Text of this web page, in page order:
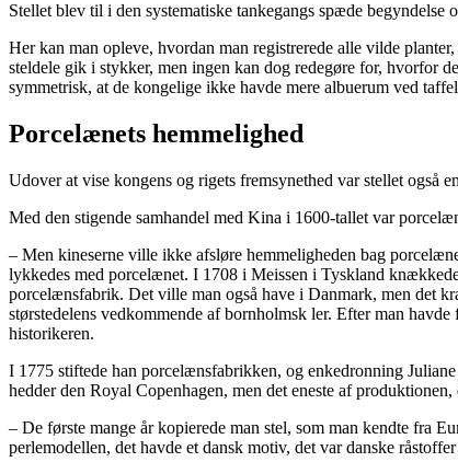
Stellet blev til i den systematiske tankegangs spæde
Her kan man opleve, hvordan man registrerede alle vilde
steldele gik i stykker, men ingen kan dog redegøre for, hvorfor
symmetrisk, at de kongelige ikke havde mere albuerum ved
Porcelænets hemmelighed
Udover at vise kongens og rigets fremsynethed var stellet
Med den stigende samhandel med Kina i 1600-tallet var
– Men kineserne ville ikke afsløre hemmeligheden bag
lykkedes med porcelænet. I 1708 i Meissen i Tyskland
porcelænsfabrik. Det ville man også have i Danmark, men det
størstedelens vedkommende af bornholmsk ler. Efter man
historikeren.
I 1775 stiftede han porcelænsfabrikken, og enkedronning
hedder den Royal Copenhagen, men det eneste af
– De første mange år kopierede man stel, som man kendte fra
perlemodellen, det havde et dansk motiv, det var danske